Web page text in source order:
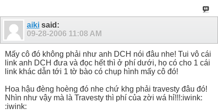
aiki said:
09-28-2006 11:08 AM
Mấy cô đó không phải như anh DCH nói đâu nhe! Tui vô cái
link anh DCH đưa và đọc hết thì ở phí dưới, họ có cho 1 cái
link khác dẫn tới 1 tờ bào có chụp hình mấy cô đó!
Hoa hậu đèng hoèng đó nhe chứ khg phải travesty đâu đó!
Nhìn như vậy mà là Travesty thì phí của zời wá hỉ!!!:iwink:
:iwink: